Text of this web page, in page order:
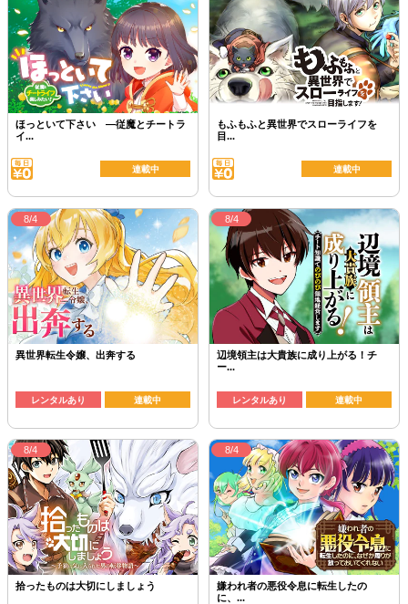
ほっといて下さい ―従魔とチートラ
イ...
連載中
もふもふと異世界でスローライフを
目...
連載中
8/4
異世界転生令嬢、出奔する
レンタルあり 連載中
8/4
辺境領主は大貴族に成り上がる！チ
ー...
レンタルあり 連載中
8/4
拾ったものは大切にしましょう
8/4
嫌われ者の悪役令息に転生したの
に、...